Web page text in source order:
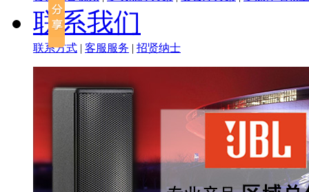
联系我们
联系方式 | 客服服务 | 招贤纳士